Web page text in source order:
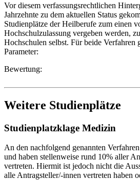
Vor diesem verfassungsrechtlichen
Jahrzehnte zu dem aktuellen Status
Studienplätze der Heilberufe zum einen
Hochschulzulassung vergeben werden,
Hochschulen selbst. Für beide Verfahren
Parameter:
Bewertung:
Weitere Studienplätze
Studienplatzklage Medizin
An den nachfolgend genannten
und haben stellenweise rund 10% aller
vertreten. Hiermit ist jedoch nicht die
alle Antragsteller/-innen vertreten haben